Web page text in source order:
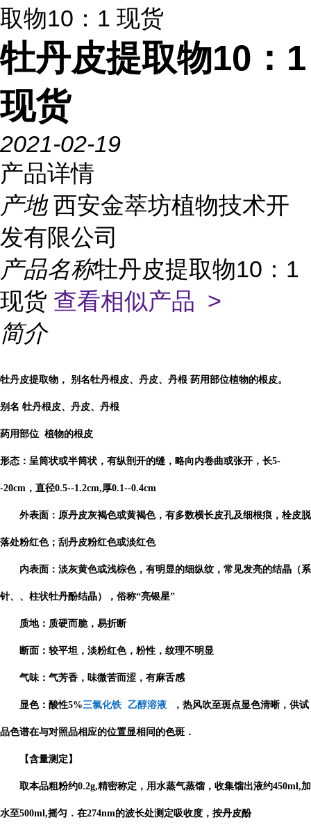
取物10：1 现货
牡丹皮提取物10：1
现货
2021-02-19
产品详情
产地 西安金萃坊植物技术开
发有限公司
产品名称牡丹皮提取物10：1
现货 查看相似产品 >
简介
牡丹皮提取物， 别名牡丹根皮、丹皮、丹根 药用部位植物的根皮。
别名 牡丹根皮、丹皮、丹根
药用部位 植物的根皮
形态：呈筒状或半筒状，有纵剖开的缝，略向内卷曲或张开，长5-
-20cm，直径0.5--1.2cm,厚0.1--0.4cm
外表面：原丹皮灰褐色或黄褐色，有多数横长皮孔及细根痕，栓皮脱
落处粉红色；刮丹皮粉红色或淡红色
内表面：淡灰黄色或浅棕色，有明显的细纵纹，常见发亮的结晶（系
针、、柱状牡丹酚结晶），俗称“亮银星”
质地：质硬而脆，易折断
断面：较平坦，淡粉红色，粉性，纹理不明显
气味：气芳香，味微苦而涩，有麻舌感
显色：酸性5%三氯化铁 乙醇溶液 ，热风吹至斑点显色清晰，供试
品色谱在与对照品相应的位置显相同的色斑．
【含量测定】
取本品粗粉约0.2g,精密称定，用水蒸气蒸馏，收集馏出液约450ml,加
水至500ml,摇匀．在274nm的波长处测定吸收度，按丹皮酚